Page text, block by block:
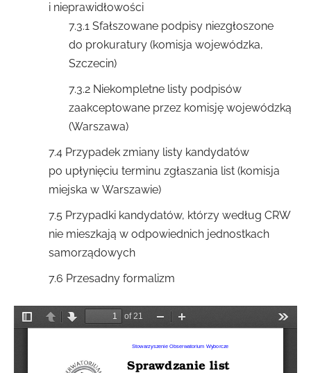
i nieprawidłowości
7.3.1 Sfałszowane podpisy niezgłoszone
do prokuratury (komisja wojewódzka,
Szczecin)
7.3.2 Niekompletne listy podpisów
zaakceptowane przez komisję wojewódzką
(Warszawa)
7.4 Przypadek zmiany listy kandydatów
po upłynięciu terminu zgłaszania list (komisja
miejska w Warszawie)
7.5 Przypadki kandydatów, którzy według CRW
nie mieszkają w odpowiednich jednostkach
samorządowych
7.6 Przesadny formalizm